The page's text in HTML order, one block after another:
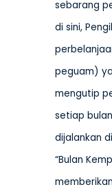
sebarang
di sini,
peguam)
mengutip
setiap
dijalankan
“Bulan